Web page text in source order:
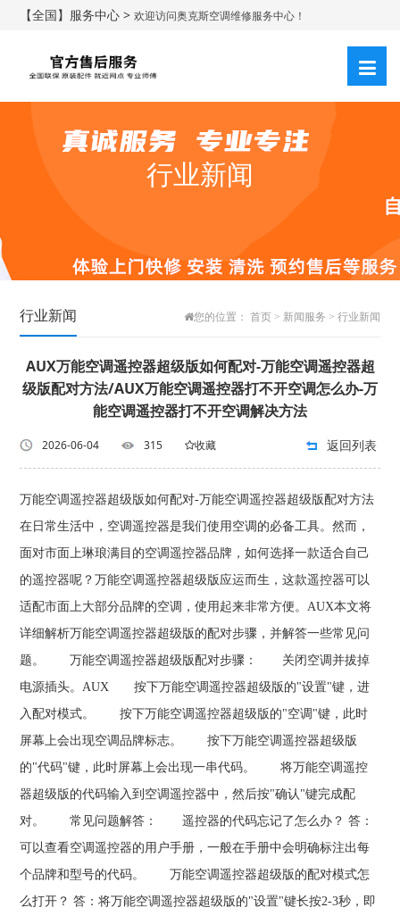
【全国】服务中心 >欢迎访问奥克斯空调维修服务中心！
行业新闻
行业新闻 您的位置： 首页> 新闻服务 > 行业新闻
AUX万能空调遥控器超级版如何配对-万能空调遥控器超
级版配对方法/AUX万能空调遥控器打不开空调怎么办-万
能空调遥控器打不开空调解决方法
2026-06-04 315 收藏 返回列表
万能空调遥控器超级版如何配对-万能空调遥控器超级版配对方法
在日常生活中，空调遥控器是我们使用空调的必备工具。然而，
面对市面上琳琅满目的空调遥控器品牌，如何选择一款适合自己
的遥控器呢？万能空调遥控器超级版应运而生，这款遥控器可以
适配市面上大部分品牌的空调，使用起来非常方便。AUX本文将
详细解析万能空调遥控器超级版的配对步骤，并解答一些常见问
题。 万能空调遥控器超级版配对步骤： 关闭空调并拔掉
电源插头。AUX 按下万能空调遥控器超级版的"设置"键，进
入配对模式。 按下万能空调遥控器超级版的"空调"键，此时
屏幕上会出现空调品牌标志。 按下万能空调遥控器超级版
的"代码"键，此时屏幕上会出现一串代码。 将万能空调遥控
器超级版的代码输入到空调遥控器中，然后按"确认"键完成配
对。 常见问题解答： 遥控器的代码忘记了怎么办？ 答：
可以查看空调遥控器的用户手册，一般在手册中会明确标注出每
个品牌和型号的代码。 万能空调遥控器超级版的配对模式怎
么打开？ 答：将万能空调遥控器超级版的"设置"键长按2-3秒，即